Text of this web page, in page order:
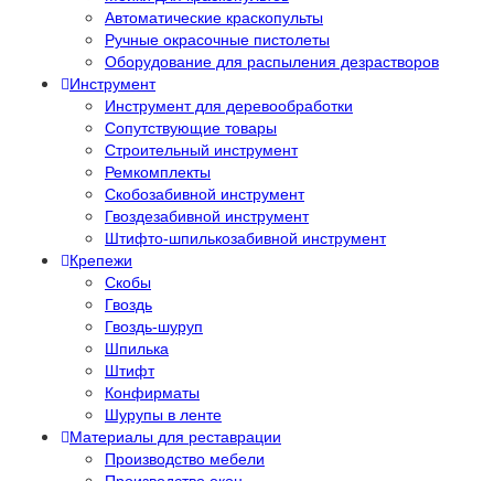
Автоматические краскопульты
Ручные окрасочные пистолеты
Оборудование для распыления дезрастворов
Инструмент
Инструмент для деревообработки
Сопутствующие товары
Строительный инструмент
Ремкомплекты
Скобозабивной инструмент
Гвоздезабивной инструмент
Штифто-шпилькозабивной инструмент
Крепежи
Скобы
Гвоздь
Гвоздь-шуруп
Шпилька
Штифт
Конфирматы
Шурупы в ленте
Материалы для реставрации
Производство мебели